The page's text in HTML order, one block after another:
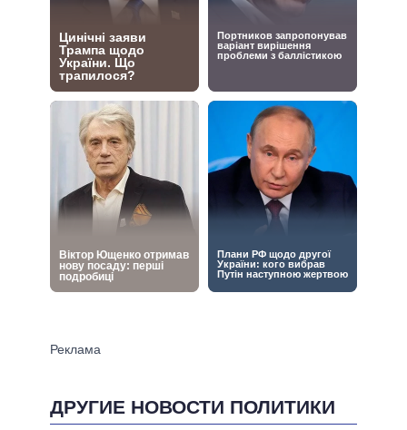
ДРУГИЕ НОВОСТИ ПОЛИТИКИ